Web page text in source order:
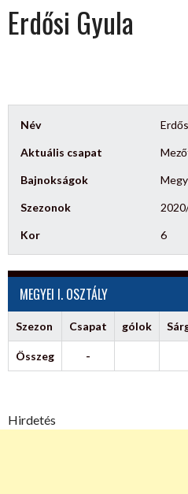
Erdősi Gyula
Név
Aktuális csapat
Bajnokságok
Szezonok
Kor 6
MEGYEI I. OSZTÁLY
Szezon Csapat gólok
Összeg -
Hirdetés